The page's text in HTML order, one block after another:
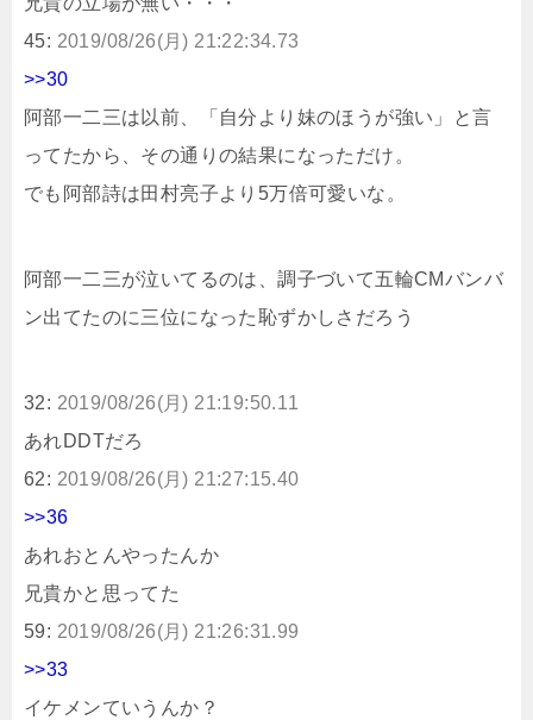
45: 2019/08/26(月) 21:22:34.73
>>30
阿部一二三は以前、「自分より妹のほうが強い」と言
ってたから、その通りの結果になっただけ。
でも阿部詩は田村亮子より5万倍可愛いな。
阿部一二三が泣いてるのは、調子づいて五輪CMバンバ
ン出てたのに三位になった恥ずかしさだろう
32: 2019/08/26(月) 21:19:50.11
あれDDTだろ
62: 2019/08/26(月) 21:27:15.40
>>36
あれおとんやったんか
兄貴かと思ってた
59: 2019/08/26(月) 21:26:31.99
>>33
イケメンていうんか？